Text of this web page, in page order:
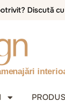
Discută